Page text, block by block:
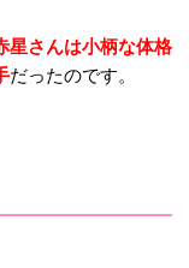
星さんは小柄な体格
だったのです。